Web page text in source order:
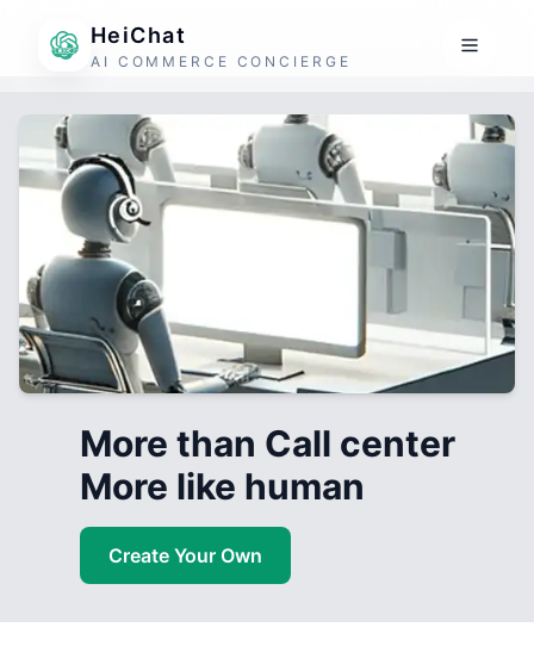
HeiChat
AI COMMERCE CONCIERGE
More than Call center
More like human
Create Your Own